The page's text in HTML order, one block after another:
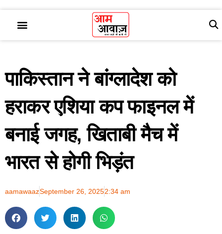
पाकिस्तान ने बांग्लादेश को
हराकर एशिया कप फाइनल में
बनाई जगह, खिताबी मैच में
भारत से होगी भिड़ंत
aamawaazSeptember 26, 20252:34 am